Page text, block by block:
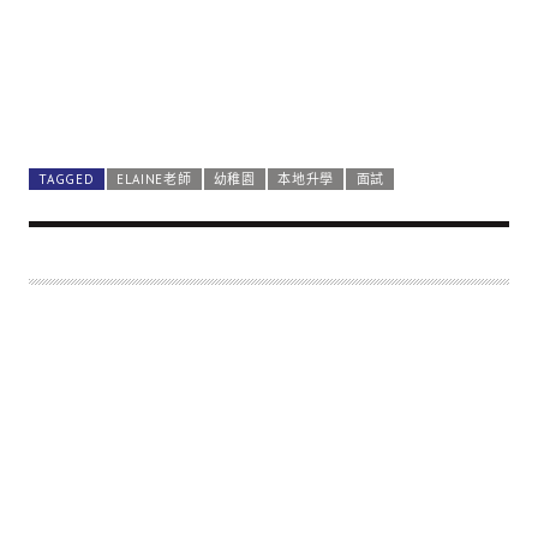
TAGGED ELAINE老師 幼稚園 本地升學 面試